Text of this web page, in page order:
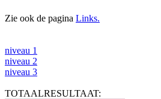
Zie ook de pagina Links.
niveau 1
niveau 2
niveau 3
TOTAALRESULTAAT: